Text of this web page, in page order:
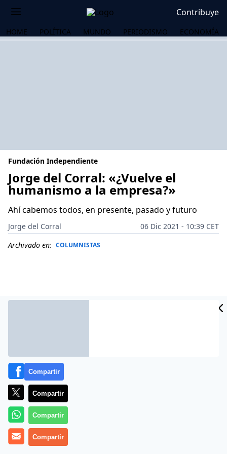
Contribuye
HOME POLÍTICA MUNDO PERIODISMO ECONOMÍA
Fundación Independiente
Jorge del Corral: «¿Vuelve el
humanismo a la empresa?»
Ahí cabemos todos, en presente, pasado y futuro
Jorge del Corral
06 Dic 2021 - 10:39 CET
Archivado en: COLUMNISTAS
Más información
Compartir
Compartir
Compartir
Compartir